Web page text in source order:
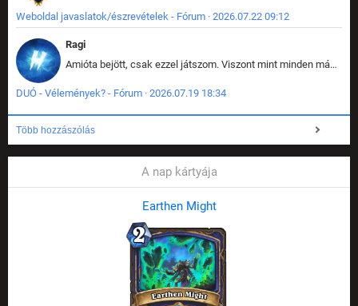
Weboldal javaslatok/észrevételek - Fórum · 2026.07.22 09:12
Ragi
Amióta bejött, csak ezzel játszom. Viszont mint minden más - akár az alapjáték is, ez is baromira összetett lett. Néha már pár kör után is esélytelen az egész. Vagy irreállisan túltápol valaki, vagy lelép a partner, vagy csak hülye mint a segg. És amikor eljönne az én időm, na akkor jön el mindenki másé is. Engem jobban érdekelne, hogy ki milyen ratingen szokott játszani. Na ez lenne egy érdekes adat.
DUÓ - Vélemények? - Fórum · 2026.07.19 18:34
Több hozzászólás
A nap kártyája
Earthen Might